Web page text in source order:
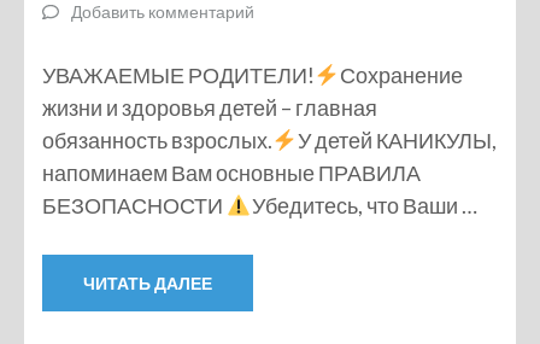
Добавить комментарий
УВАЖАЕМЫЕ РОДИТЕЛИ!
Сохранение
жизни и здоровья детей – главная
обязанность взрослых.
У детей КАНИКУЛЫ,
напоминаем Вам основные ПРАВИЛА
БЕЗОПАСНОСТИ
Убедитесь, что Ваши …
ЧИТАТЬ ДАЛЕЕ